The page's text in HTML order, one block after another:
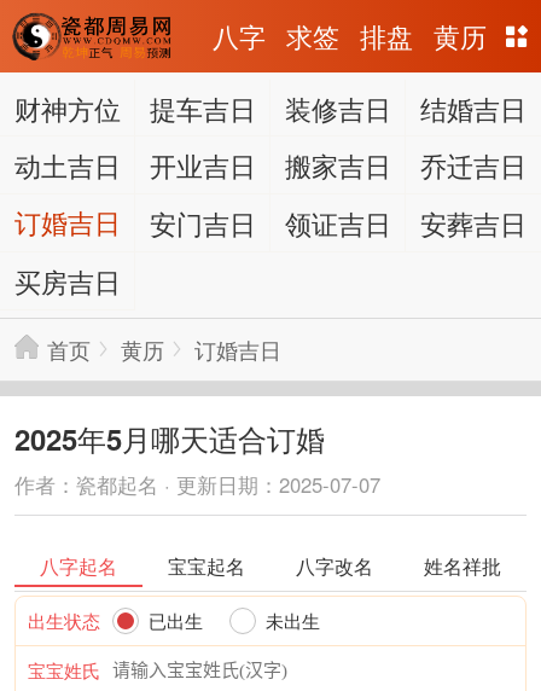
八字 求签 排盘 黄历
财神方位
提车吉日 装修吉日
结婚吉日
动土吉日
开业吉日 搬家吉日
乔迁吉日
订婚吉日
安门吉日 领证吉日
安葬吉日
买房吉日
首页 黄历 订婚吉日
2025年5月哪天适合订婚
作者：瓷都起名 · 更新日期：2025-07-07
八字起名 宝宝起名 八字改名 姓名祥批
出生状态 已出生
未出生
宝宝姓氏